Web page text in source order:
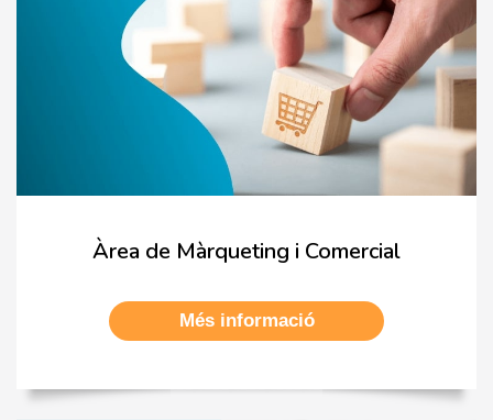
Àrea de Màrqueting i Comercial
Més informació